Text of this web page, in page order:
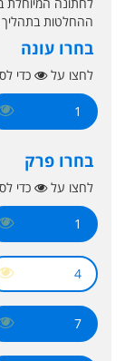
ההחלטות בתהליך
בחרו עונה
לחצו על כדי
1
בחרו פרק
לחצו על כדי
1
4
7